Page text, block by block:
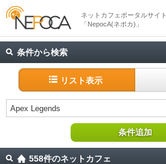
ネットカフェポータルサイト
「NepocA(ネポカ)」
条件から検索
リスト表示
Apex Legends
条件追加
558件のネットカフェ